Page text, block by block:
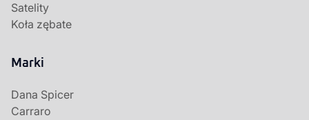
Satelity
Koła zębate
Marki
Dana Spicer
Carraro